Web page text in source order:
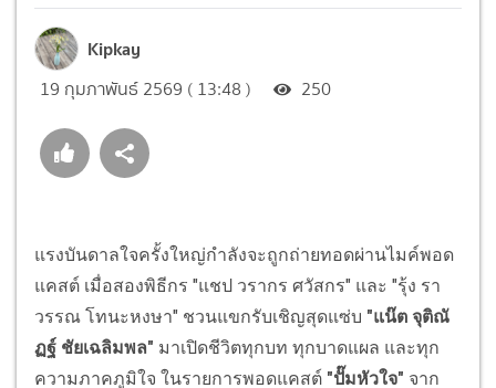
Kipkay
19 กุมภาพันธ์ 2569 ( 13:48 ) 250
แรงบันดาลใจครั้งใหญ่กำลังจะถูกถ่ายทอดผ่านไมค์พอด
แคสต์ เมื่อสองพิธีกร "แชป วรากร ศวัสกร" และ "รุ้ง รา
วรรณ โทนะหงษา" ชวนแขกรับเชิญสุดแซ่บ "แน๊ต จุติณั
ฏฐ์ ชัยเฉลิมพล" มาเปิดชีวิตทุกบท ทุกบาดแผล และทุก
ความภาคภูมิใจ ในรายการพอดแคสต์ "ปั๊มหัวใจ" จาก